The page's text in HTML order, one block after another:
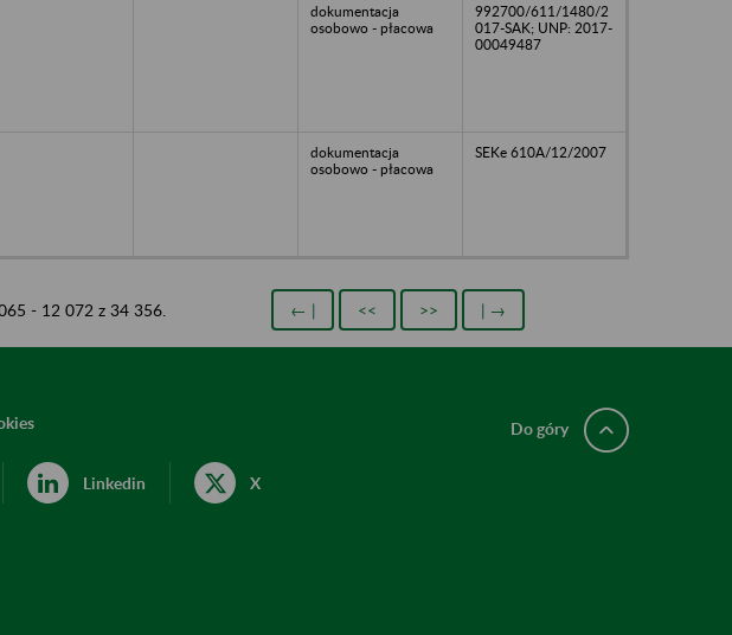
dokumentacja
osobowo - płacowa
992700/611/1480/2
017-SAK; UNP: 2017-
00049487
dokumentacja
osobowo - płacowa
SEKe 610A/12/2007
- 12 072 z 34 356. ← | << >> | →
Linkedin X
Do góry